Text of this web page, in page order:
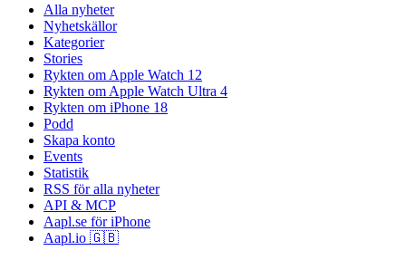
Alla nyheter
Nyhetskällor
Kategorier
Stories
Rykten om Apple Watch 12
Rykten om Apple Watch Ultra 4
Rykten om iPhone 18
Podd
Skapa konto
Events
Statistik
RSS för alla nyheter
API & MCP
Aapl.se för iPhone
Aapl.io 🇬🇧